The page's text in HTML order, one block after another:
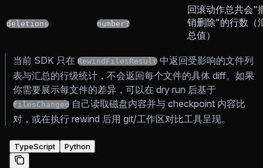
deletions number?
回滚动作总共会"
销删除"的行数（
总值）
当前 SDK 只在 RewindFilesResult 中返回受影响的文件列
表与汇总的行级统计，不会返回每个文件的具体 diff。如果
你需要展示每文件的差异，可以在 dry run 后基于
filesChanged 自己读取磁盘内容并与 checkpoint 内容比
对，或在执行 rewind 后用 git/工作区对比工具呈现。
TypeScript Python